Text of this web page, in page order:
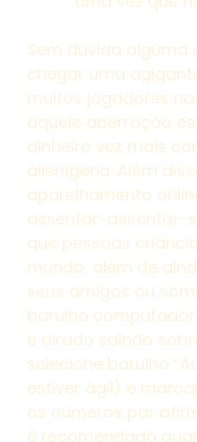
Sem dúvida alguma
chegar uma
muitos jogadores
aquele aberração
dinheiro vez mais
alienígena. Além
aparelhamento
assentar-assentar-
que pessoas
mundo, além de
seus amigos ou
barulho
e airado saindo
selecione barulho
estiver ágil) e
os números por
é recomendado